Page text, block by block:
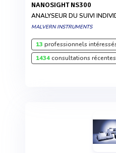
NANOSIGHT NS300
ANALYSEUR DU SUIVI
MALVERN INSTRUMENTS
13 professionnels
1434consultations récentes